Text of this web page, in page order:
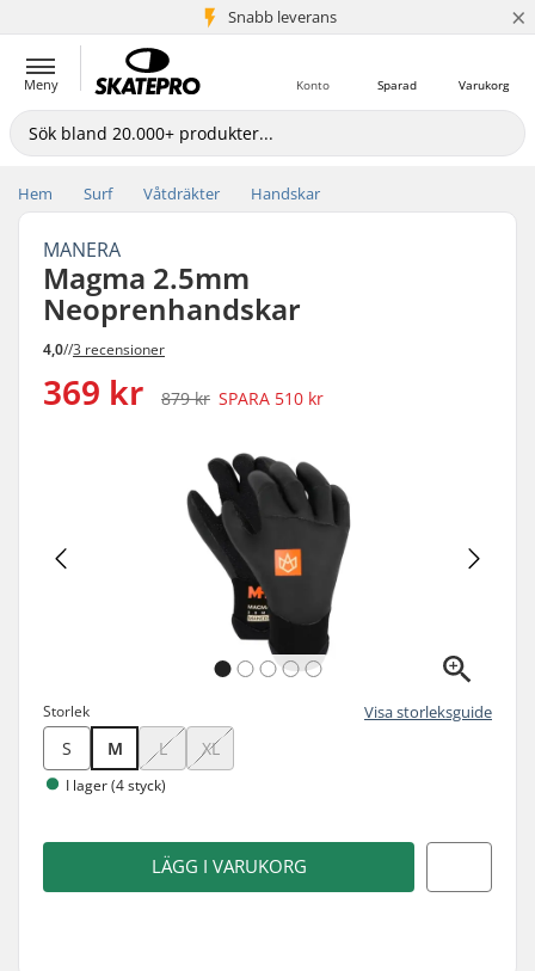
Snabb leverans
5+ milj. kunder ×
Meny Varukorg
Sparad
Konto
Hem Surf Våtdräkter Handskar
MANERA
Magma 2.5mm
Neoprenhandskar
4,0//3 recensioner
369 kr 879 kr SPARA 510 kr
Storlek Visa storleksguide
S M L XL
I lager (4 styck)
LÄGG I VARUKORG